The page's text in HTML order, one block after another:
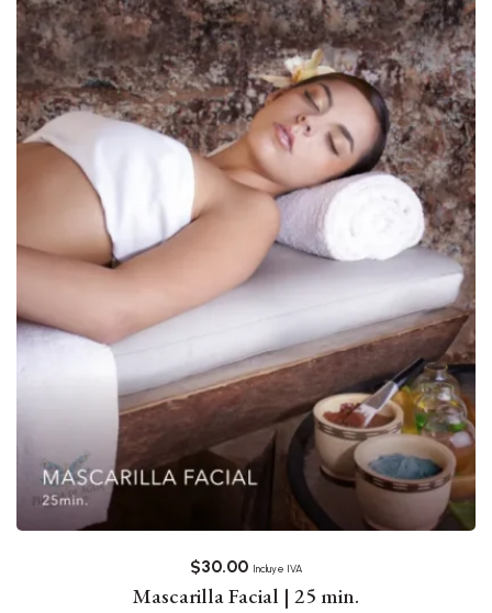
$30.00 Incluye IVA
Mascarilla Facial | 25 min.